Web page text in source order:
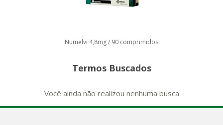
Numelvi 4,8mg / 90 comprimidos
Termos Buscados
Você ainda não realizou nenhuma busca